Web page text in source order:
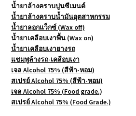
น้ำยาล้างคราบปูนซีเมนต์
น้ำยาล้างคราบน้ำมันอุตสาหกรรม
น้ำยาลอกแว็กซ์ (Wax off)
น้ำยาเคลือบเงาพื้น (Wax on)
น้ำยาเคลือบเงายางรถ
แชมพูล้างรถ-เคลือบเงา
เจล Alcohol 75% (สีฟ้า-หอม)
สเปรย์ Alcohol 75% (สีฟ้า-หอม)
เจล Alcohol 75% (Food grade.)
สเปรย์ Alcohol 75% (Food Grade.)